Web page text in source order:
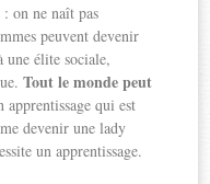
on ne naît pas
peuvent devenir
une élite sociale,
Tout le monde peut
apprentissage qui est
devenir une lady
un apprentissage.